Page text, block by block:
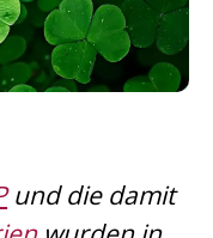
und die damit